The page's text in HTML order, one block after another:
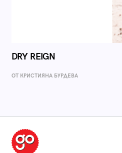
DRY REIGN
ОТ КРИСТИЯНА БУРДЕВА